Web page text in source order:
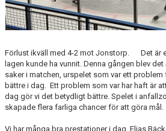
TREKRONAN
KLUBBEN
BILJETTER
Förlust ikväll med 4-2 mot Jonstorp. Det är
lagen kunde ha vunnit. Denna gången blev
saker i matchen, urspelet som var ett
bättre i dag. Ett problem som var har haft är
dag gör vi det betydligt bättre. Spelet i
skapade flera farliga chancer för att göra mål.
Vi har många bra prestationer i dag, Elias